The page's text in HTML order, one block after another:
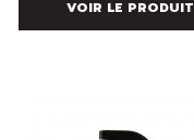
VOIR LE PRODUIT